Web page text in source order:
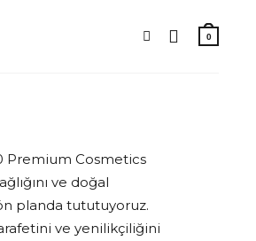
Premium Cosmetics
ve doğal
planda tututuyoruz.
ve yenilikçiliğini